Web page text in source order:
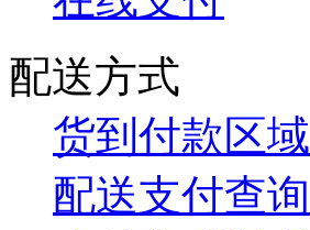
配送方式
货到付款区域
配送支付查询